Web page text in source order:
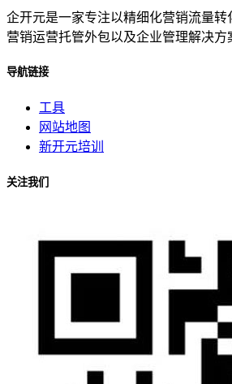
企开元是一家专注以精细化营销流量
营销运营托管外包以及企业管理解决方
导航链接
工具
网站地图
新开元培训
关注我们